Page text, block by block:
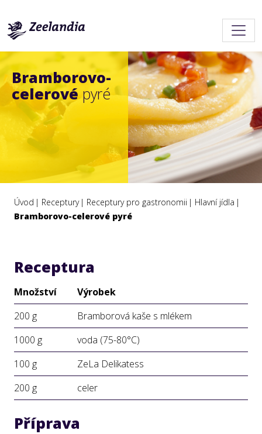
Bramborovo-
celerovépyré
Úvod Receptury Receptury pro gastronomii
Hlavní jídla
Bramborovo-celerové pyré
Receptura
Množství
Výrobek
200 g
Bramborová kaše s mlékem
1000 g
voda (75-80°C)
100 g
ZeLa Delikatess
200 g
celer
Příprava